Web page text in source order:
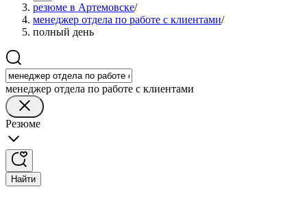
резюме в Артемовске/
менеджер отдела по работе с клиентами/
полный день
менеджер отдела по работе с клиентами
Резюме
Найти